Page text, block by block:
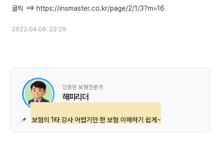
2022.04.06. 22:29
인증된 보험전문가
해피리더
📌 보험의 1타 강사 어렵기만 한 보험 이해하기 쉽게~